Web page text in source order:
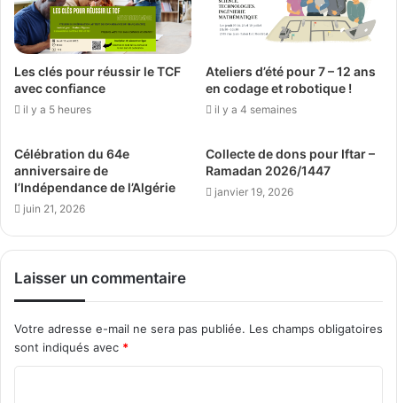
Les clés pour réussir le TCF
avec confiance
il y a 5 heures
Ateliers d’été pour 7 – 12 ans
en codage et robotique !
il y a 4 semaines
Célébration du 64e
anniversaire de
l’Indépendance de l’Algérie
juin 21, 2026
Collecte de dons pour Iftar –
Ramadan 2026/1447
janvier 19, 2026
Laisser un commentaire
Votre adresse e-mail ne sera pas publiée. Les champs obligatoires
sont indiqués avec *